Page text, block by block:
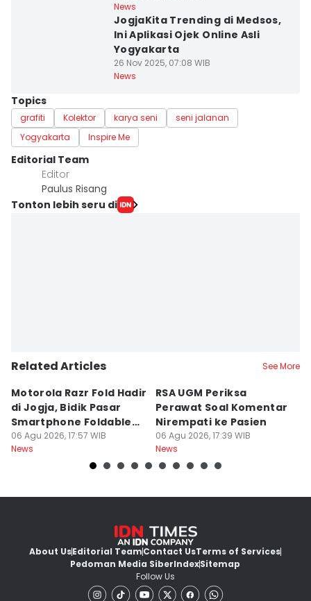
News
JogjaKita Trending di Medsos,
Ini Aplikasi Ojek Online Asli
Yogyakarta
26 Nov 2025, 07:08 WIB
News
Topics
grafiti Kolektor karya seni
seni jalanan
Yogyakarta
Inspire Me
Editorial Team
Editor
Paulus Risang
Tonton lebih seru di
Related Articles See More
Motorola Razr Fold Hadir
di Jogja, Bidik Pasar
Smartphone Foldable
Premium
06 Agu 2026, 17:57 WIB
News
RSA UGM Periksa
Perawat Soal Komentar
Nirempati ke Pasien
06 Agu 2026, 17:39 WIB
News
About UsEditorial TeamContact UsTerms of Services
Pedoman Media SiberIndexSitemap
Follow Us